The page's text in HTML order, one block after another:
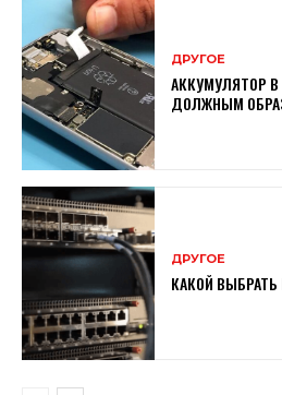
ДРУГОЕ
АККУМУЛЯТОР В
ДОЛЖНЫМ
ДРУГОЕ
КАКОЙ